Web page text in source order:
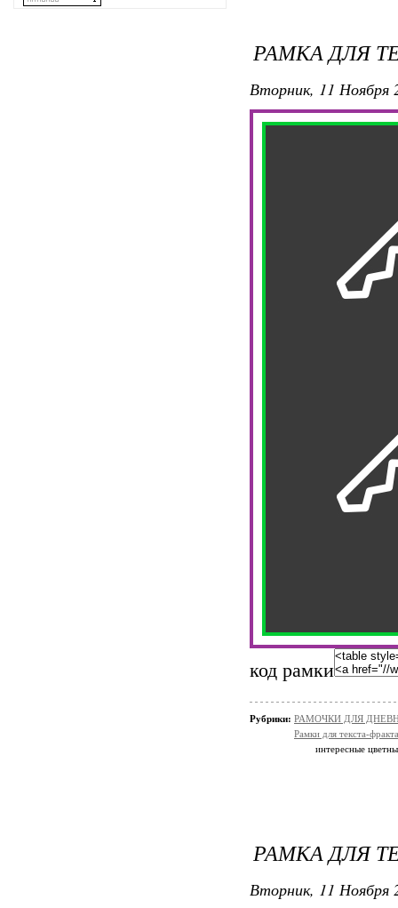
РАМКА ДЛЯ
Вторник, 11 Ноября
код рамки
Рубрики: РАМОЧКИ ДЛЯ
Рамки для текста-
интересные
РАМКА ДЛЯ
Вторник, 11 Ноября